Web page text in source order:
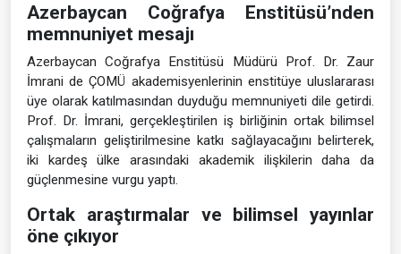
Azerbaycan Coğrafya Enstitüsü’nden
memnuniyet mesajı
Azerbaycan Coğrafya Enstitüsü Müdürü Prof. Dr. Zaur
İmrani de ÇOMÜ akademisyenlerinin enstitüye uluslararası
üye olarak katılmasından duyduğu memnuniyeti dile getirdi.
Prof. Dr. İmrani, gerçekleştirilen iş birliğinin ortak bilimsel
çalışmaların geliştirilmesine katkı sağlayacağını belirterek,
iki kardeş ülke arasındaki akademik ilişkilerin daha da
güçlenmesine vurgu yaptı.
Ortak araştırmalar ve bilimsel yayınlar
öne çıkıyor